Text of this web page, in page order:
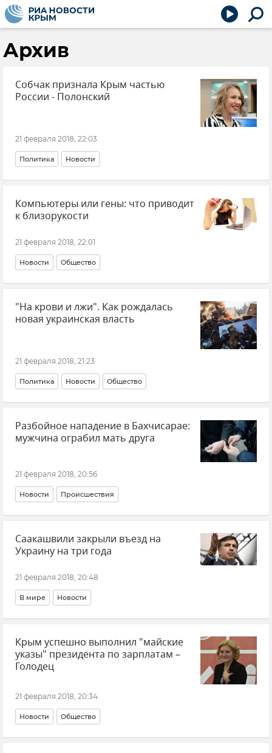
Архив
Собчак признала Крым частью
России - Полонский
21 февраля 2018, 22:03
Политика Новости
Компьютеры или гены: что приводит
к близорукости
21 февраля 2018, 22:01
Новости Общество
"На крови и лжи". Как рождалась
новая украинская власть
21 февраля 2018, 21:23
Политика Новости Общество
Разбойное нападение в Бахчисарае:
мужчина ограбил мать друга
21 февраля 2018, 20:56
Новости Происшествия
Саакашвили закрыли въезд на
Украину на три года
21 февраля 2018, 20:48
В мире Новости
Крым успешно выполнил "майские
указы" президента по зарплатам –
Голодец
21 февраля 2018, 20:34
Новости Общество